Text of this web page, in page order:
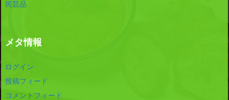
民芸品
メタ情報
ログイン
投稿フィード
コメントフィード